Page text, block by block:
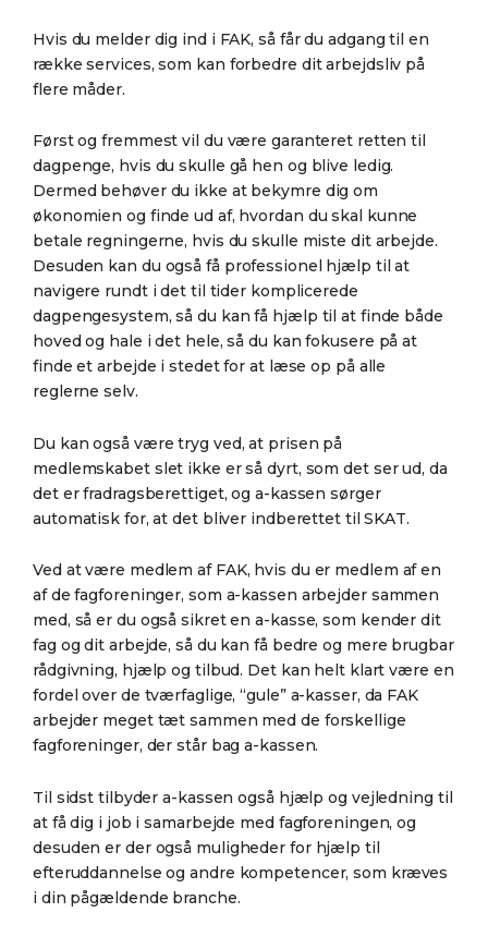
Hvis du melder dig ind i FAK, så får du adgang til en
række services, som kan forbedre dit arbejdsliv på
flere måder.
Først og fremmest vil du være garanteret retten til
dagpenge, hvis du skulle gå hen og blive ledig.
Dermed behøver du ikke at bekymre dig om
økonomien og finde ud af, hvordan du skal kunne
betale regningerne, hvis du skulle miste dit arbejde.
Desuden kan du også få professionel hjælp til at
navigere rundt i det til tider komplicerede
dagpengesystem, så du kan få hjælp til at finde både
hoved og hale i det hele, så du kan fokusere på at
finde et arbejde i stedet for at læse op på alle
reglerne selv.
Du kan også være tryg ved, at prisen på
medlemskabet slet ikke er så dyrt, som det ser ud, da
det er fradragsberettiget, og a-kassen sørger
automatisk for, at det bliver indberettet til SKAT.
Ved at være medlem af FAK, hvis du er medlem af en
af de fagforeninger, som a-kassen arbejder sammen
med, så er du også sikret en a-kasse, som kender dit
fag og dit arbejde, så du kan få bedre og mere brugbar
rådgivning, hjælp og tilbud. Det kan helt klart være en
fordel over de tværfaglige, “gule” a-kasser, da FAK
arbejder meget tæt sammen med de forskellige
fagforeninger, der står bag a-kassen.
Til sidst tilbyder a-kassen også hjælp og vejledning til
at få dig i job i samarbejde med fagforeningen, og
desuden er der også muligheder for hjælp til
efteruddannelse og andre kompetencer, som kræves
i din pågældende branche.